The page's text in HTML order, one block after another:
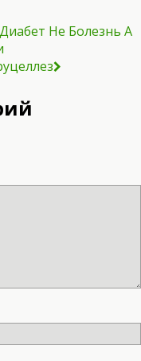
Не Болезнь А